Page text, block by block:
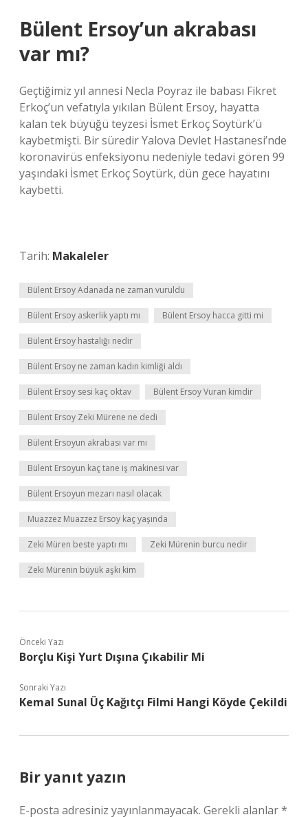
Bülent Ersoy’un akrabası
var mı?
Geçtiğimiz yıl annesi Necla Poyraz ile babası Fikret
Erkoç’un vefatıyla yıkılan Bülent Ersoy, hayatta
kalan tek büyüğü teyzesi İsmet Erkoç Soytürk’ü
kaybetmişti. Bir süredir Yalova Devlet Hastanesi’nde
koronavirüs enfeksiyonu nedeniyle tedavi gören 99
yaşındaki İsmet Erkoç Soytürk, dün gece hayatını
kaybetti.
Tarih: Makaleler
Bülent Ersoy Adanada ne zaman vuruldu
Bülent Ersoy askerlik yaptı mı Bülent Ersoy hacca gitti mi
Bülent Ersoy hastalığı nedir
Bülent Ersoy ne zaman kadın kimliği aldı
Bülent Ersoy sesi kaç oktav Bülent Ersoy Vuran kimdir
Bülent Ersoy Zeki Mürene ne dedi
Bülent Ersoyun akrabası var mı
Bülent Ersoyun kaç tane iş makinesi var
Bülent Ersoyun mezarı nasıl olacak
Muazzez Muazzez Ersoy kaç yaşında
Zeki Müren beste yaptı mı Zeki Mürenin burcu nedir
Zeki Mürenin büyük aşkı kim
Önceki Yazı
Borçlu Kişi Yurt Dışına Çıkabilir Mi
Sonraki Yazı
Kemal Sunal Üç Kağıtçı Filmi Hangi Köyde Çekildi
Bir yanıt yazın
E-posta adresiniz yayınlanmayacak. Gerekli alanlar*